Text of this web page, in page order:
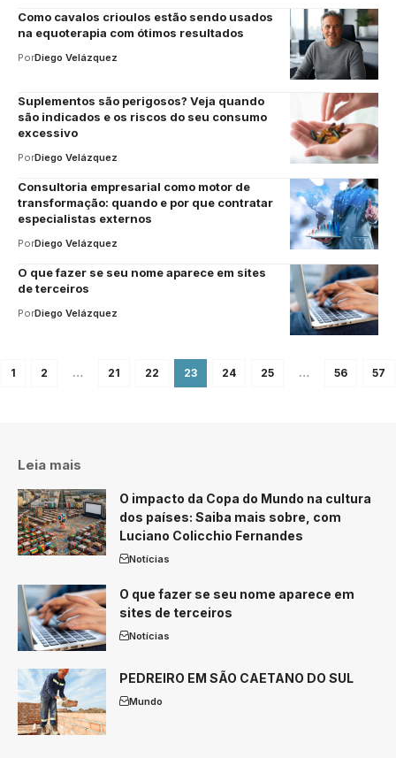
Como cavalos crioulos estão sendo usados
na equoterapia com ótimos resultados
PorDiego Velázquez
Suplementos são perigosos? Veja quando
são indicados e os riscos do seu consumo
excessivo
PorDiego Velázquez
Consultoria empresarial como motor de
transformação: quando e por que contratar
especialistas externos
PorDiego Velázquez
O que fazer se seu nome aparece em sites
de terceiros
PorDiego Velázquez
1 2 … 21 22 23 24 25 … 56 57
Leia mais
O impacto da Copa do Mundo na cultura
dos países: Saiba mais sobre, com
Luciano Colicchio Fernandes
Notícias
O que fazer se seu nome aparece em
sites de terceiros
Notícias
PEDREIRO EM SÃO CAETANO DO SUL
Mundo